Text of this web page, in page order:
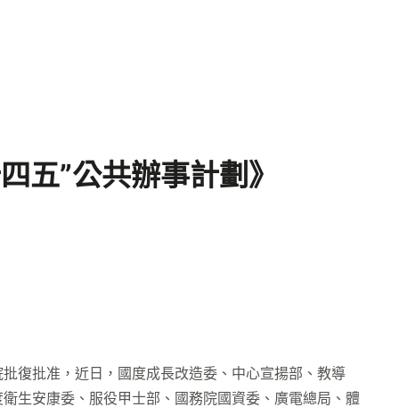
五”公共辦事計劃》
批准，近日，國度成長改造委、中心宣揚部、教導
生安康委、服役甲士部、國務院國資委、廣電總局、體